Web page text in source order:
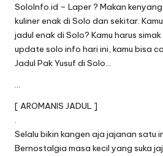
SoloInfo.id – Laper ? Makan
kuliner enak di Solo dan sekitar.
jadul enak di Solo? Kamu harus
update solo info hari ini, kamu bisa
Jadul Pak Yusuf di Solo…
…
[ AROMANIS JADUL ]
.
Selalu bikin kangen aja jajanan satu
Bernostalgia masa kecil yang suka